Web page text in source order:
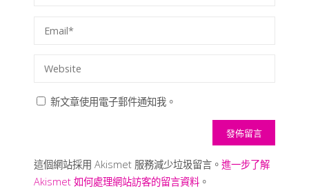
新文章使用電子郵件通知我。
這個網站採用 Akismet 服務減少垃圾留言。 進一步了解
Akismet 如何處理網站訪客的留言資料。